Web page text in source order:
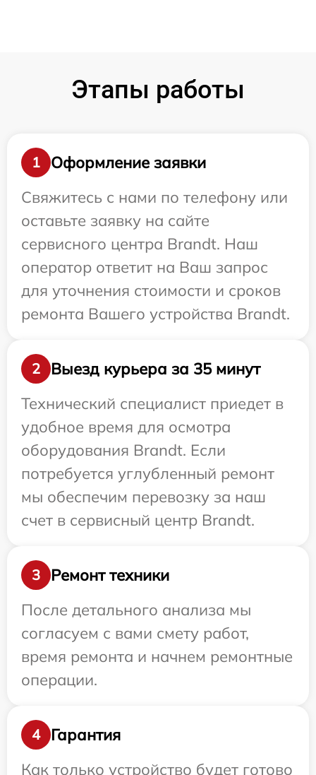
Этапы работы
1
Оформление заявки
Свяжитесь с нами по телефону или
оставьте заявку на сайте
сервисного центра Brandt. Наш
оператор ответит на Ваш запрос
для уточнения стоимости и сроков
ремонта Вашего устройства Brandt.
2
Выезд курьера за 35 минут
Технический специалист приедет в
удобное время для осмотра
оборудования Brandt. Если
потребуется углубленный ремонт
мы обеспечим перевозку за наш
счет в сервисный центр Brandt.
3
Ремонт техники
После детального анализа мы
согласуем с вами смету работ,
время ремонта и начнем ремонтные
операции.
4
Гарантия
Как только устройство будет готово